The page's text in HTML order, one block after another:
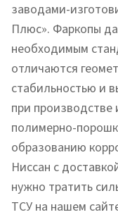
заводами-
Плюс». Фаркопы
необходимым
отличаются
стабильностью и
при
полимерно-
образованию
Ниссан с
нужно тратить
ТСУ на нашем